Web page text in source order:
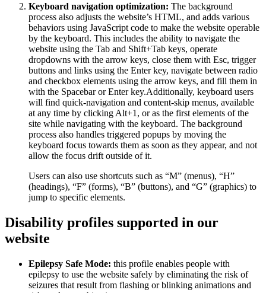
Keyboard navigation optimization: The background
process also adjusts the website’s HTML, and adds various
behaviors using JavaScript code to make the website operable
by the keyboard. This includes the ability to navigate the
website using the Tab and Shift+Tab keys, operate
dropdowns with the arrow keys, close them with Esc, trigger
buttons and links using the Enter key, navigate between radio
and checkbox elements using the arrow keys, and fill them in
with the Spacebar or Enter key.Additionally, keyboard users
will find quick-navigation and content-skip menus, available
at any time by clicking Alt+1, or as the first elements of the
site while navigating with the keyboard. The background
process also handles triggered popups by moving the
keyboard focus towards them as soon as they appear, and not
allow the focus drift outside of it.
Users can also use shortcuts such as “M” (menus), “H”
(headings), “F” (forms), “B” (buttons), and “G” (graphics) to
jump to specific elements.
Disability profiles supported in our
website
Epilepsy Safe Mode: this profile enables people with
epilepsy to use the website safely by eliminating the risk of
seizures that result from flashing or blinking animations and